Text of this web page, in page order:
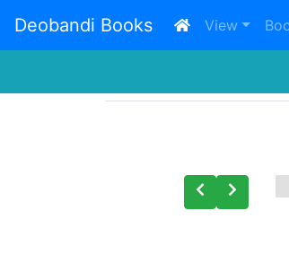
Deobandi Books (current)
View